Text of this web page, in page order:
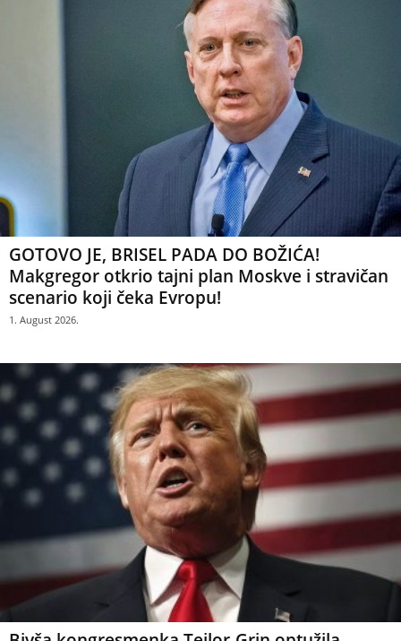
GOTOVO JE, BRISEL PADA DO BOŽIĆA!
Makgregor otkrio tajni plan Moskve i stravičan
scenario koji čeka Evropu!
1. August 2026.